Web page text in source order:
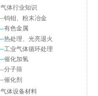
气体行业知识
钨钼、粉末冶金
有色金属
热处理、光亮退火
工业气体循环处理
催化加氢
分子筛
催化剂
气体设备材料